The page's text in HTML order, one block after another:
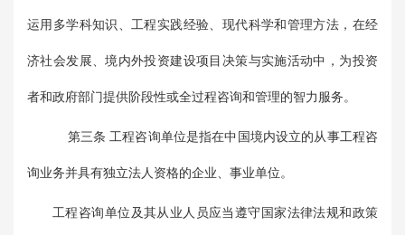
运用多学科知识、工程实践经验、现代科学和管理方法，在经
济社会发展、境内外投资建设项目决策与实施活动中，为投资
者和政府部门提供阶段性或全过程咨询和管理的智力服务。
第三条 工程咨询单位是指在中国境内设立的从事工程咨
询业务并具有独立法人资格的企业、事业单位。
工程咨询单位及其从业人员应当遵守国家法律法规和政策